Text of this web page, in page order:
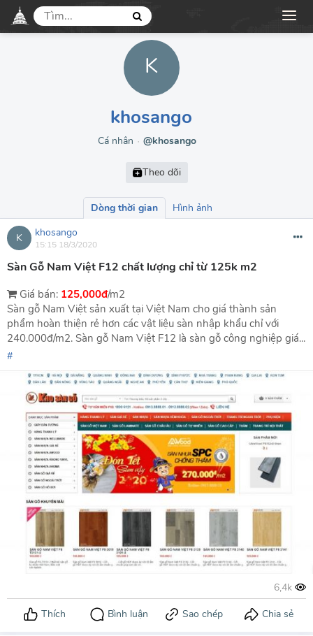
K
khosango
Cá nhân ● @khosango
Dòng thời gian Hình ảnh
K khosango
15:15 18/3/2020
Sàn Gỗ Nam Việt F12 chất lượng chỉ từ 125k m2
Giá bán: 125,000đ/m2
Sàn gỗ Nam Việt sản xuất tại Việt Nam cho giá thành sản
phẩm hoàn thiện rẻ hơn các vật liệu sàn nhập khẩu chỉ với
240.000đ/m2. Sàn gỗ Nam Việt F12 là sàn gỗ công nghiệp giá...